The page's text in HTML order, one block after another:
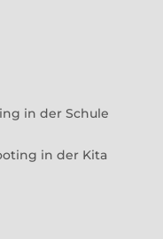
in der Schule
in der Kita